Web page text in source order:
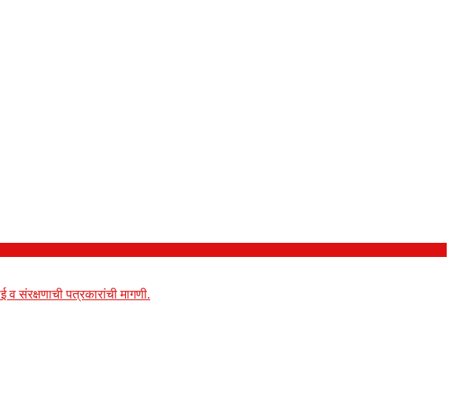
संरक्षणाची पत्रकारांची मागणी.